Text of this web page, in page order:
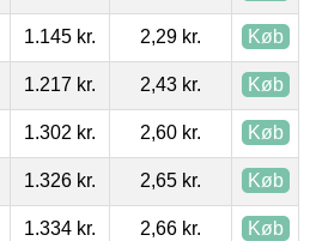
1.145 kr. 2,29 kr. Køb
1.217 kr. 2,43 kr. Køb
1.302 kr. 2,60 kr. Køb
1.326 kr. 2,65 kr. Køb
1.334 kr. 2,66 kr. Køb